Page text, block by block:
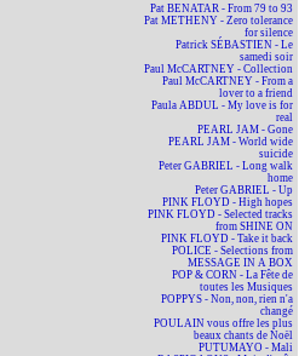
Pat BENATAR - From 79 to 93
Pat METHENY - Zero tolerance
for silence
Patrick SÉBASTIEN - Le
samedi soir
Paul McCARTNEY - Collection
Paul McCARTNEY - From a
lover to a friend
Paula ABDUL - My love is for
real
PEARL JAM - Gone
PEARL JAM - World wide
suicide
Peter GABRIEL - Long walk
home
Peter GABRIEL - Up
PINK FLOYD - High hopes
PINK FLOYD - Selected tracks
from SHINE ON
PINK FLOYD - Take it back
POLICE - Selections from
MESSAGE IN A BOX
POP & CORN - La Fête de
toutes les Musiques
POPPYS - Non, non, rien n'a
changé
POULAIN vous offre les plus
beaux chants de Noël
PUTUMAYO - Mali